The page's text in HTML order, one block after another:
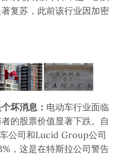
复苏，此前该行业因加密
坏消息： 电动车行业面临
的股票价值显著下跌。自
公司和Lucid Group公司
，这是在特斯拉公司警告